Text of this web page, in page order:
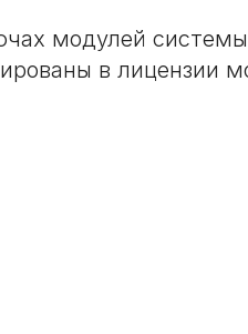
модулей
в лицензии